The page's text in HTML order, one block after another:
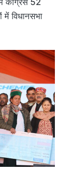
में विधानसभा